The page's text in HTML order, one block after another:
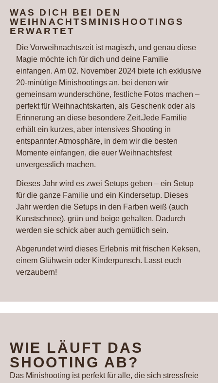
WAS DICH BEI DEN
WEIHNACHTSMINISHOOTINGS
ERWARTET
Die Vorweihnachtszeit ist magisch, und genau diese
Magie möchte ich für dich und deine Familie
einfangen. Am 02. November 2024 biete ich exklusive
20-minütige Minishootings an, bei denen wir
gemeinsam wunderschöne, festliche Fotos machen –
perfekt für Weihnachtskarten, als Geschenk oder als
Erinnerung an diese besondere Zeit.Jede Familie
erhält ein kurzes, aber intensives Shooting in
entspannter Atmosphäre, in dem wir die besten
Momente einfangen, die euer Weihnachtsfest
unvergesslich machen.
Dieses Jahr wird es zwei Setups geben – ein Setup
für die ganze Familie und ein Kindersetup. Dieses
Jahr werden die Setups in den Farben weiß (auch
Kunstschnee), grün und beige gehalten. Dadurch
werden sie schick aber auch gemütlich sein.
Abgerundet wird dieses Erlebnis mit frischen Keksen,
einem Glühwein oder Kinderpunsch. Lasst euch
verzaubern!
WIE LÄUFT DAS
SHOOTING AB?
Das Minishooting ist perfekt für alle, die sich stressfreie